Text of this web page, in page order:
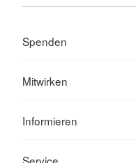
Spenden
Mitwirken
Informieren